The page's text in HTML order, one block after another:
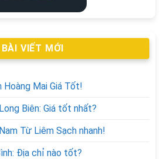
BÀI VIẾT MỚI
Hoàng Mai Giá Tốt!
Biên: Giá tốt nhất?
Từ Liêm Sạch nhanh!
Địa chỉ nào tốt?